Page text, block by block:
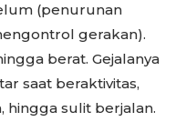
(penurunan
gerakan).
berat. Gejalanya
saat beraktivitas,
hingga sulit berjalan.